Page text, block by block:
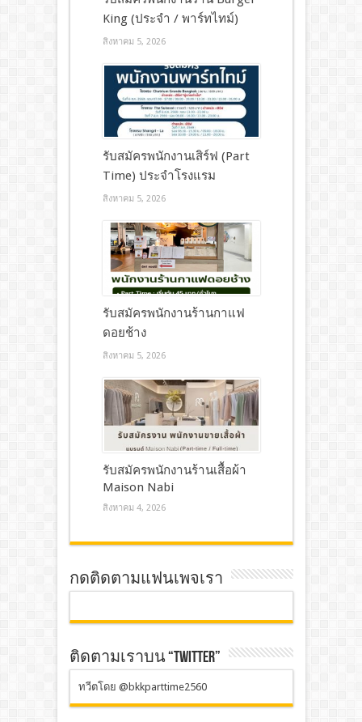
King (ประจำ / พาร์ทไทม์)
สิงหาคม 5, 2026
รับสมัครพนักงานเสิร์ฟ (Part
Time) ประจำโรงแรม
สิงหาคม 5, 2026
รับสมัครพนักงานร้านกาแฟ
ดอยช้าง
สิงหาคม 5, 2026
รับสมัครพนักงานร้านเสื้อผ้า
Maison Nabi
สิงหาคม 4, 2026
กดติดตามแฟนเพจเรา
ติดตามเราบน “TWITTER”
ทวีตโดย @bkkparttime2560